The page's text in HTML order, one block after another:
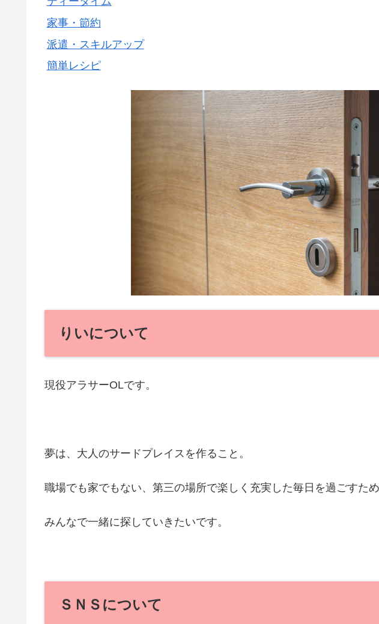
家事・節約
派遣・スキルアップ
簡単レシピ
りいについて
現役アラサーOLです。
夢は、大人のサードプレイスを作ること。
職場でも家でもない、第三の場所で楽しく充実した毎日を過ごすた
みんなで一緒に探していきたいです。
ＳＮＳについて